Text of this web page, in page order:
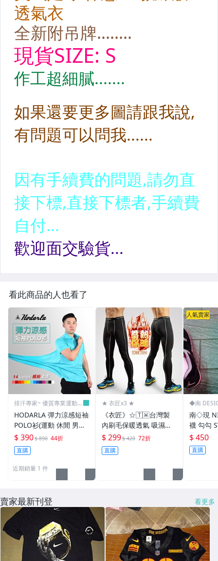
看此商品的人也看了
排汗專家~ 優質專業運動休
HODARLA 彈力涼感短袖
POLO衫(運動 休閒 男女
【03320711】≡排汗專
家≡
$ 390$ 890 44折
直購
近期銷量 1 件
★ 衣匠x3 ★
《衣匠》☆🇹🇼台灣製
內刷毛保暖透氣 吸濕排
汗男運動長褲 運動束褲
內搭褲 運動緊身褲 ﹝CK
32S﹞
$ 299$ 420 72折
直購
人氣賣家
◆南
南◇現
襪 勾勾
黑 棉質
子 吸汗
$ 450
直購
賣家最新刊登 看更多